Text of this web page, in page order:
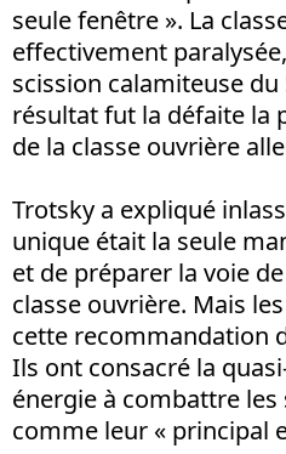
seule fenêtre ». La
effectivement
scission calamiteuse du
résultat fut la défaite la
de la classe ouvrière
Trotsky a expliqué
unique était la seule
et de préparer la voie
classe ouvrière. Mais
cette recommandation
Ils ont consacré la
énergie à combattre
comme leur « principal